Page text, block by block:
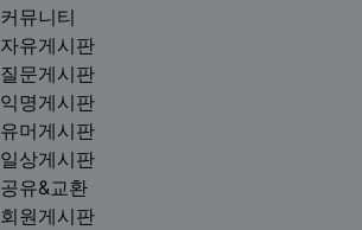
커뮤니티
자유게시판
질문게시판
익명게시판
유머게시판
일상게시판
공유&교환
회원게시판